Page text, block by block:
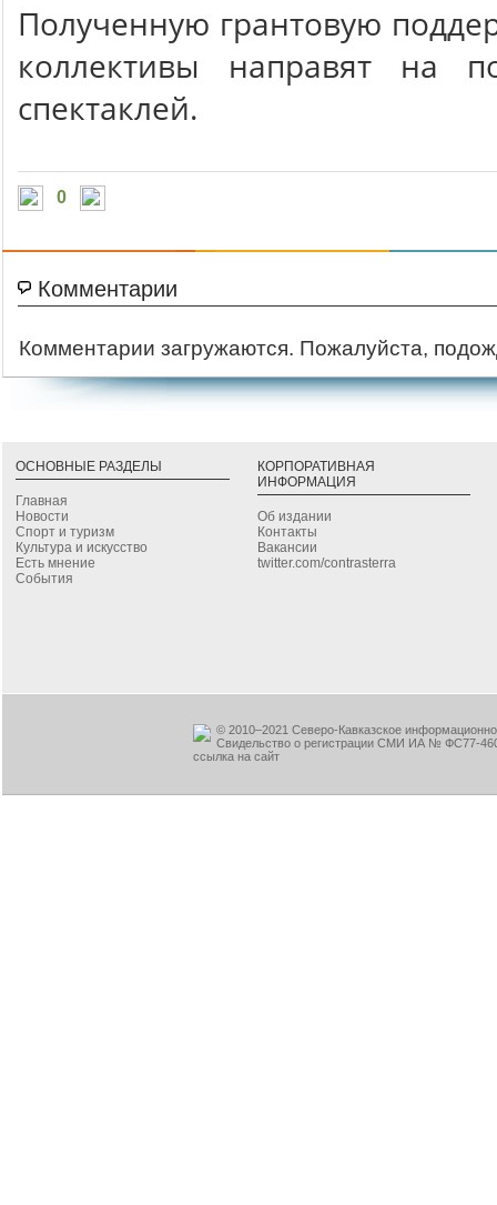
Полученную грантовую
коллективы направят на
спектаклей.
0
Комментарии
Комментарии загружаются. Пожалуйста,
ОСНОВНЫЕ РАЗДЕЛЫ
Главная
Новости
Спорт и туризм
Культура и искусство
Есть мнение
События
КОРПОРАТИВНАЯ
ИНФОРМАЦИЯ
Об издании
Контакты
Вакансии
twitter.com/contrasterra
© 2010–2021 Северо-Кавказское
Свидельство о регистрации СМИ ИА № ФС77-
ссылка на сайт